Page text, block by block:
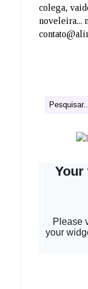
colega,
noveleira...